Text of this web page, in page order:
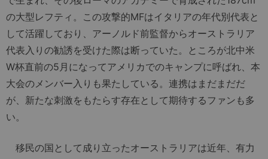
の大型レフティ。この攻撃的MFはイタリアの年代別代表と
して活躍しており、アーノルド前監督からオーストラリア
代表入りの勧誘を受けた際は断っていた。ところが北中米
W杯直前の5月になってアメリカでのキャンプに呼ばれ、本
大会のメンバー入りも果たしている。連携はまだまだだ
が、新たな刺激をもたらす存在として期待するファンも多
い。
移民の国として成り立ったオーストラリアは近年、有力